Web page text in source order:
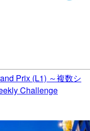
Prix (L1) ～複数シ
Challenge